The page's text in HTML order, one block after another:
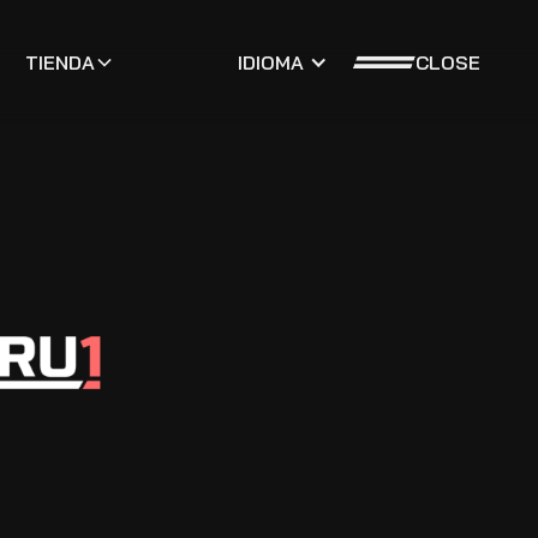
TIENDA IDIOMA CLOSE